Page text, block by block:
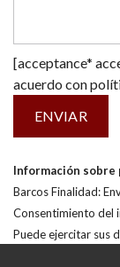
[acceptance*
acuerdo con
Información
Barcos Finalidad:
Consentimiento del
Puede ejercitar sus